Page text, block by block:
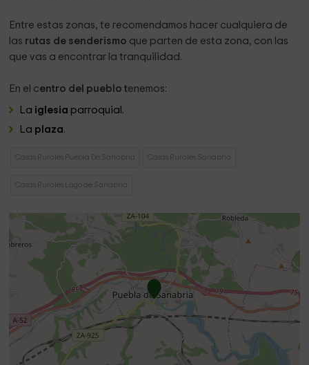
Entre estas zonas, te recomendamos hacer cualquiera de
las rutas de senderismo que parten de esta zona, con las
que vas a encontrar la tranquilidad.
En el centro del pueblo tenemos:
La iglesia parroquial.
La plaza.
Casas Rurales Puebla De Sanabria Casas Rurales Sanabria
Casas Rurales Lago de Sanabria